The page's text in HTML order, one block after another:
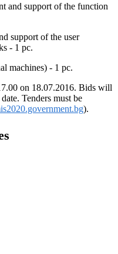
and support of the function
support of the user
- 1 pc.
machines) - 1 pc.
on 18.07.2016. Bids will
Tenders must be
).